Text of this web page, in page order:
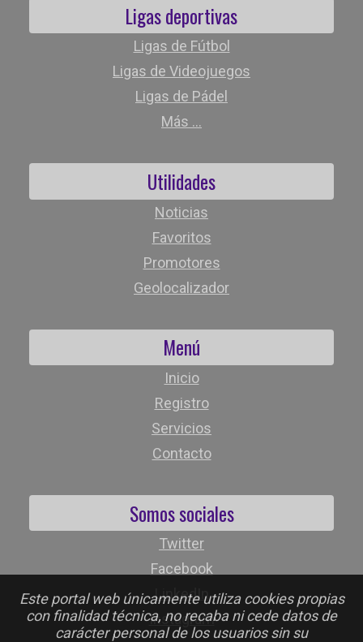
Este portal web únicamente utiliza cookies propias
con finalidad técnica, no recaba ni cede datos de
carácter personal de los usuarios sin su
Ligas deportivas
Ligas de Fútbol
Ligas de Videojuegos
Ligas de Pádel
Más ...
Utilidades
Noticias
Favoritos
Promotores
Geolocalizador
Menú
Inicio
Registro
Servicios
Contacto
Somos sociales
Twitter
Facebook
LinkedIn
Instagram